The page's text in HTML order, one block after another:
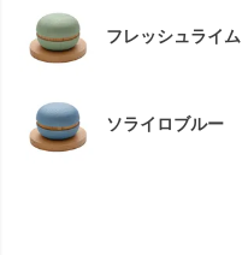
フレッシュライム
ソライロブルー